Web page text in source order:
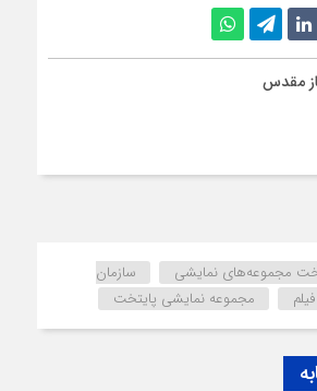
مقدس
مجموعه‌های نمایشی
سازمان
مجموعه نمایشی پایتخت